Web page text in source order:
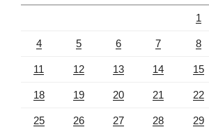
1
4 5 6 7 8
11 12 13 14 15
18 19 20 21 22
25 26 27 28 29